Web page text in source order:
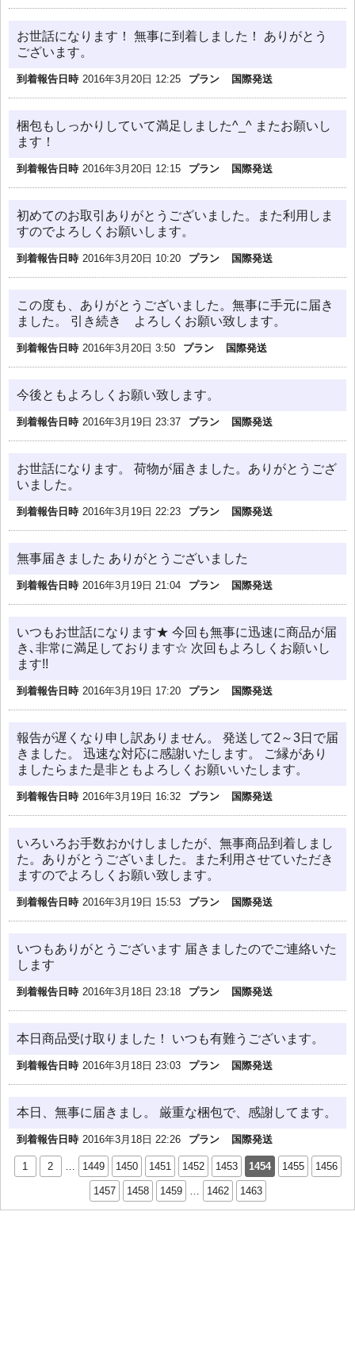
お世話になります！ 無事に到着しました！ ありがとう
ございます。
到着報告日時 2016年3月20日 12:25 プラン 国際発送
梱包もしっかりしていて満足しました^_^ またお願いし
ます！
到着報告日時 2016年3月20日 12:15 プラン 国際発送
初めてのお取引ありがとうございました。また利用しま
すのでよろしくお願いします。
到着報告日時 2016年3月20日 10:20 プラン 国際発送
この度も、ありがとうございました。無事に手元に届き
ました。 引き続き よろしくお願い致します。
到着報告日時 2016年3月20日 3:50 プラン 国際発送
今後ともよろしくお願い致します。
到着報告日時 2016年3月19日 23:37 プラン 国際発送
お世話になります。 荷物が届きました。ありがとうござ
いました。
到着報告日時 2016年3月19日 22:23 プラン 国際発送
無事届きました ありがとうございました
到着報告日時 2016年3月19日 21:04 プラン 国際発送
いつもお世話になります★ 今回も無事に迅速に商品が届
き､非常に満足しております☆ 次回もよろしくお願いし
ます!!
到着報告日時 2016年3月19日 17:20 プラン 国際発送
報告が遅くなり申し訳ありません。 発送して2～3日で届
きました。 迅速な対応に感謝いたします。 ご縁があり
ましたらまた是非ともよろしくお願いいたします。
到着報告日時 2016年3月19日 16:32 プラン 国際発送
いろいろお手数おかけしましたが、無事商品到着しまし
た。ありがとうございました。また利用させていただき
ますのでよろしくお願い致します。
到着報告日時 2016年3月19日 15:53 プラン 国際発送
いつもありがとうございます 届きましたのでご連絡いた
します
到着報告日時 2016年3月18日 23:18 プラン 国際発送
本日商品受け取りました！ いつも有難うございます。
到着報告日時 2016年3月18日 23:03 プラン 国際発送
本日、無事に届きまし。 厳重な梱包で、感謝してます。
到着報告日時 2016年3月18日 22:26 プラン 国際発送
1 2 … 1449 1450 1451 1452 1453 1454 1455 1456
1457 1458 1459 … 1462 1463